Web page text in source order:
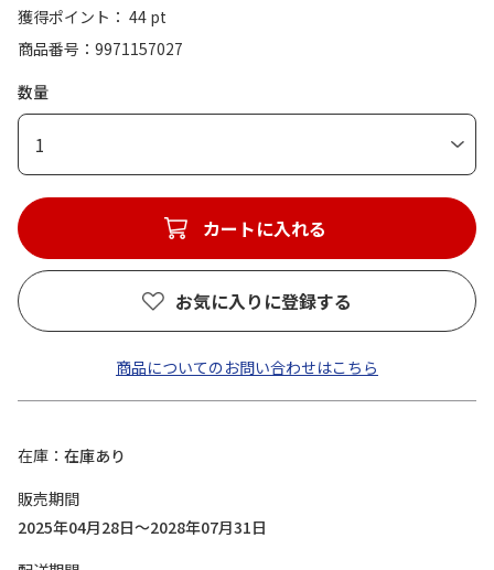
獲得ポイント： 44 pt
商品番号
9971157027
数量
1
カートに入れる
お気に入りに登録する
商品についてのお問い合わせはこちら
在庫
在庫あり
販売期間
2025年04月28日～2028年07月31日